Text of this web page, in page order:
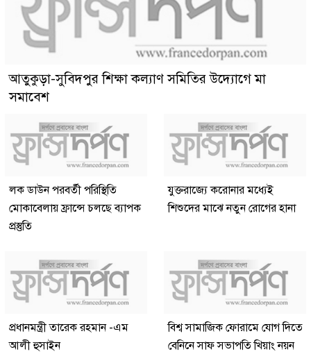
আতুকুড়া-সুবিদপুর শিক্ষা কল্যাণ সমিতির উদ্যোগে মা
সমাবেশ
লক ডাউন পরবর্তী পরিস্থিতি
মোকাবেলায় ফ্রান্সে চলছে ব্যাপক
প্রস্তুতি
যুক্তরাজ্যে করোনার মধ্যেই
শিশুদের মাঝে নতুন রোগের হানা
প্রধানমন্ত্রী তারেক রহমান -এম
আলী হুসাইন
বিশ্ব সামাজিক ফোরামে যোগ দিতে
বেনিনে সাফ সভাপতি খিয়াং নয়ন